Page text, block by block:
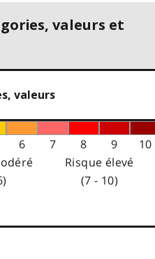
valeurs et
valeurs
6 7 8 9
10
Risque élevé
(7 - 10)